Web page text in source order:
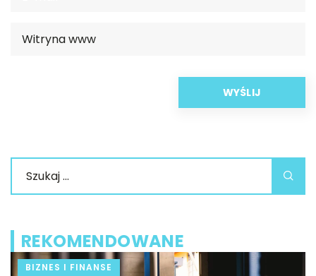
REKOMENDOWANE
LIFE & STYLE